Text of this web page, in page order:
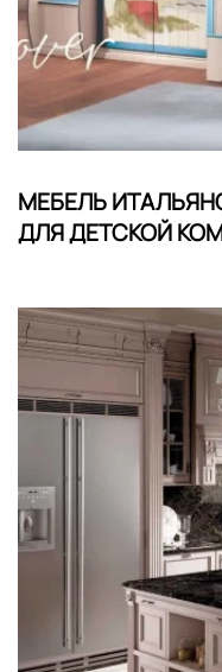
МЕБЕЛЬ
ДЛЯ ДЕТСКОЙ